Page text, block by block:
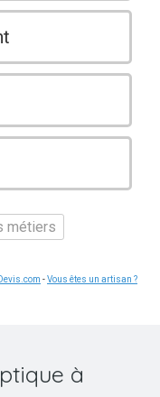
métiers
-Vous êtes un artisan ?
à